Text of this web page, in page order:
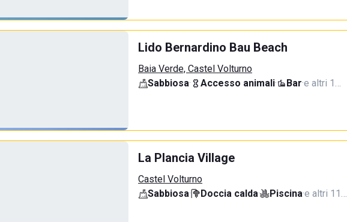
Lido Bernardino Bau Beach
Baia Verde, Castel Volturno
Sabbiosa· Accesso animali· Bar·e altri 1…
La Plancia Village
Castel Volturno
Sabbiosa· Doccia calda· Piscina·e altri 11…